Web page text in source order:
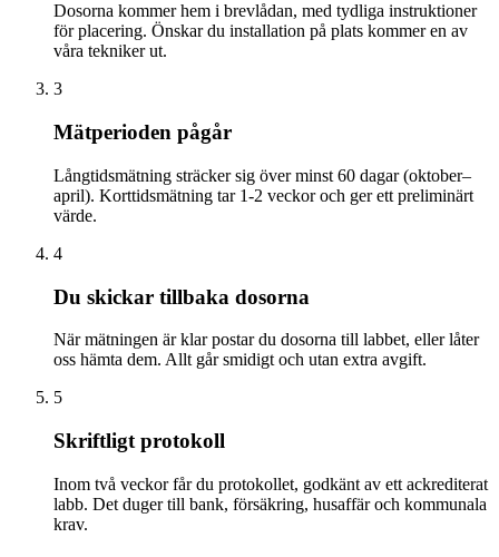
Dosorna kommer hem i brevlådan, med tydliga instruktioner
för placering. Önskar du installation på plats kommer en av
våra tekniker ut.
3
Mätperioden pågår
Långtidsmätning sträcker sig över minst 60 dagar (oktober–
april). Korttidsmätning tar 1-2 veckor och ger ett preliminärt
värde.
4
Du skickar tillbaka dosorna
När mätningen är klar postar du dosorna till labbet, eller låter
oss hämta dem. Allt går smidigt och utan extra avgift.
5
Skriftligt protokoll
Inom två veckor får du protokollet, godkänt av ett ackrediterat
labb. Det duger till bank, försäkring, husaffär och kommunala
krav.